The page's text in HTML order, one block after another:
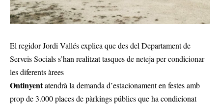
El regidor Jordi Vallés explica que des del Departament de
Serveis Socials s’han realitzat tasques de neteja per condicionar
les diferents àrees
Ontinyentatendrà la demanda d’estacionament en festes amb
prop de 3.000 places de pàrkings públics que ha condicionat